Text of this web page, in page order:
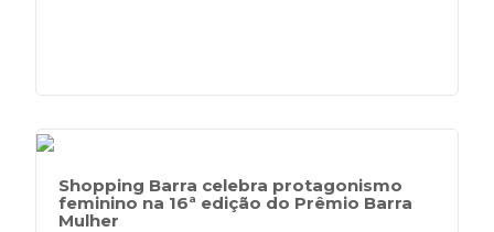
Shopping Barra celebra protagonismo
feminino na 16ª edição do Prêmio Barra
Mulher